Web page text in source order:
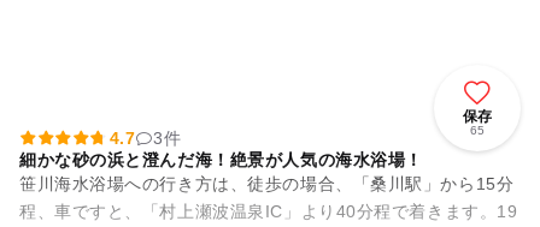
保存
65
4.7
3件
細かな砂の浜と澄んだ海！絶景が人気の海水浴場！
笹川海水浴場への行き方は、徒歩の場合、「桑川駅」から15分
程、車ですと、「村上瀬波温泉IC」より40分程で着きます。19